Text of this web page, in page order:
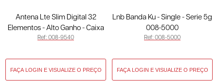
Antena Lte Slim Digital 32
Elementos - Alto Ganho - Caixa
008-9540
Ref: 008-9540
Lnb Banda Ku - Single - Serie 5g
008-5000
Ref: 008-5000